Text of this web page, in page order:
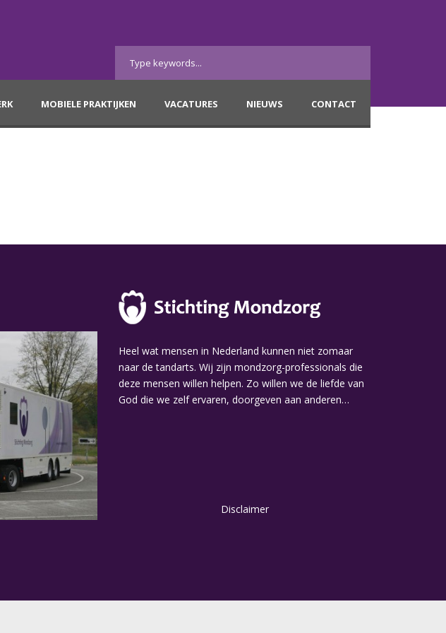
MOBIELE PRAKTIJKEN VACATURES NIEUWS CONTACT
Heel wat mensen in Nederland kunnen niet zomaar
naar de tandarts. Wij zijn mondzorg-professionals die
deze mensen willen helpen. Zo willen we de liefde van
God die we zelf ervaren, doorgeven aan anderen…
Disclaimer